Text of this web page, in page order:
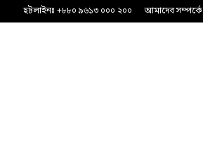
হটলাইনঃ +৮৮০ ৯৬১৩ ০০০ ২০০ আমাদের সম্পর্কে